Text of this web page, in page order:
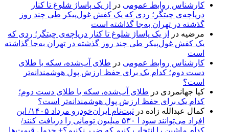
کارشناس روابط عمومی در
از یک پاساژ شلوغ تا کنار
دریاچه‌ی چیتگر؛ ردی که یک کفش غول‌پیکر طی چند روز
گذشته در تهران به‌جا گذاشته است
مرضیه در
از یک پاساژ شلوغ تا کنار دریاچه‌ی چیتگر؛ ردی که
یک کفش غول‌پیکر طی چند روز گذشته در تهران به‌جا گذاشته
است
کارشناس روابط عمومی در طلای آب‌شده، سکه یا طلای
دست دوم؛ کدام یک برای حفظ ارزش پول هوشمندانه‌تر
است؟
کیا جهانمردی در طلای آب‌شده، سکه یا طلای دست دوم؛
کدام یک برای حفظ ارزش پول هوشمندانه‌تر است؟
کمال عبدالله زاده در
ثبت‌نام ایران‌خودرو مرداد ۱۴۰۵/ این
افراد می‌توانند سود ا ۵۳۰ میلیون تومانی را دریافت کنند/